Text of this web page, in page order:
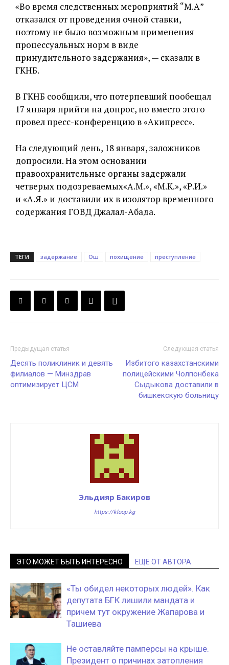
«Во время следственных мероприятий “М.А”
отказался от проведения очной ставки,
поэтому не было возможным применения
процессуальных норм в виде
принудительного задержания», — сказали в
ГКНБ.
В ГКНБ сообщили, что потерпевший пообещал
17 января прийти на допрос, но вместо этого
провел пресс-конференцию в «Акипресс».
На следующий день, 18 января, заложников
допросили. На этом основании
правоохранительные органы задержали
четверых подозреваемых«А.М.», «М.К.», «Р.И.»
и «А.Я.» и доставили их в изолятор временного
содержания ГОВД Джалал-Абада.
ТЕГИ задержание Ош похищение преступление
Предыдущая статья
Десять поликлиник и девять
филиалов — Минздрав
оптимизирует ЦСМ
Следующая статья
Избитого казахстанскими
полицейскими Чолпонбека
Сыдыкова доставили в
бишкекскую больницу
Эльдияр Бакиров
https://kloop.kg
ЭТО МОЖЕТ БЫТЬ ИНТЕРЕСНО ЕЩЕ ОТ АВТОРА
«Ты обидел некоторых людей». Как
депутата БГК лишили мандата и
причем тут окружение Жапарова и
Ташиева
Не оставляйте памперсы на крыше.
Президент о причинах затопления